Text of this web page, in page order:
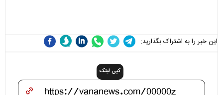
این خبر را به اشتراک بگذارید:
کپی لینک